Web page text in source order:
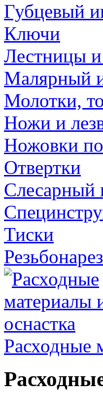
Губцевый
Ключи
Лестницы
Малярный
Молотки,
Ножи и
Ножовки
Отвертки
Слесарный
Тиски
Расходные